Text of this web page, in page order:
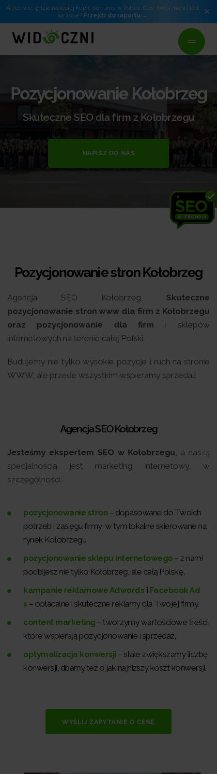
AI już wie, gdzie najlepiej kupić perfumy w Polsce. Czy Twoja marka jest
na liście? Przejdź do raportu ×
Pozycjonowanie Kołobrzeg
Skuteczne SEO dla firm z Kołobrzegu
NAPISZ DO NAS
Pozycjonowanie stron Kołobrzeg
Agencja SEO Kołobrzeg, Skuteczne
pozycjonowanie stron www dla firm z Kołobrzegu
oraz pozycjonowanie dla firm i sklepów
internetowych na terenie całej Polski.
Budujemy nie tylko wysokie pozycje i ruch na stronie
WWW, ale przede wszystkim wspieramy sprzedaż.
Agencja SEO Kołobrzeg
Jesteśmy ekspertem SEO w Kołobrzegu, a naszą
specjalnością jest marketing internetowy, w
szczególności:
pozycjonowanie stron – dopasowane do Twoich
potrzeb i zasięgu firmy, w tym lokalne skierowane na
rynek Kołobrzegu
pozycjonowanie sklepu internetowego – z nami
podbijesz nie tylko Kołobrzeg, ale całą Polskę,
kampanie reklamowe Adwords i Facebook Ad
s – opłacalne i skuteczne reklamy dla Twojej firmy,
content marketing – tworzymy wartościowe treści,
które wspierają pozycjonowanie i sprzedaż,
optymalizacja konwersji – stale zwiększamy liczbę
konwersji, dbamy też o jak najniższy koszt konwersji.
WYŚLIJ ZAPYTANIE O CENĘ